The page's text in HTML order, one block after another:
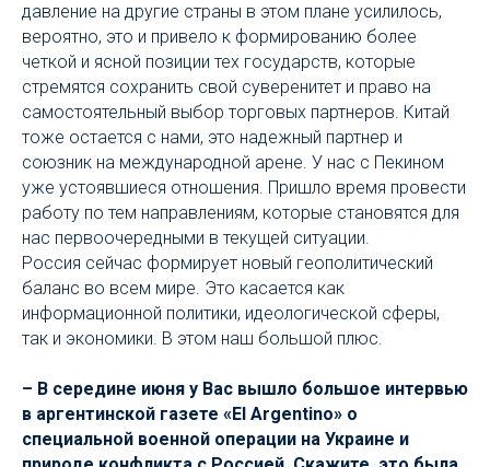
давление на другие страны в этом плане усилилось,
вероятно, это и привело к формированию более
четкой и ясной позиции тех государств, которые
стремятся сохранить свой суверенитет и право на
самостоятельный выбор торговых партнеров. Китай
тоже остается с нами, это надежный партнер и
союзник на международной арене. У нас с Пекином
уже устоявшиеся отношения. Пришло время провести
работу по тем направлениям, которые становятся для
нас первоочередными в текущей ситуации.
Россия сейчас формирует новый геополитический
баланс во всем мире. Это касается как
информационной политики, идеологической сферы,
так и экономики. В этом наш большой плюс.
– В середине июня у Вас вышло большое интервью
в аргентинской газете «El Argentino» о
специальной военной операции на Украине и